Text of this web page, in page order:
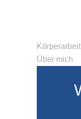
Körperarbeit
Über mich